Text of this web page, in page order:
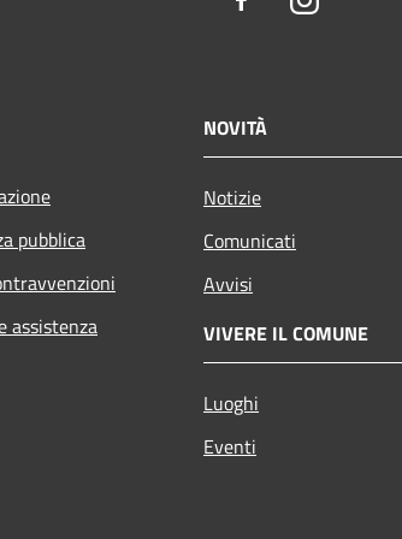
pubblica
assistenza
NOVITÀ
Notizie
Comunicati
Avvisi
VIVERE IL COMUNE
Luoghi
Eventi